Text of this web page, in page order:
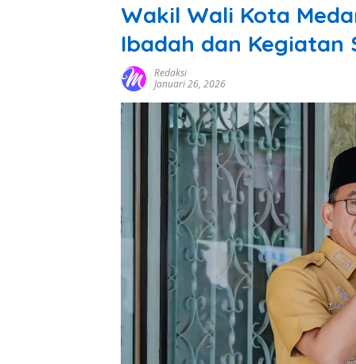
Wakil Wali Kota
Ibadah dan Kegiatan
Redaksi
Januari 26, 2026